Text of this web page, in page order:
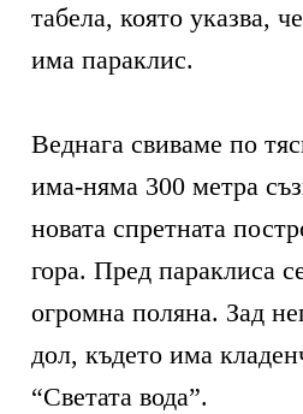
табела, която указва,
има параклис.
Веднага свиваме по
има-няма 300 метра
новата спретната
гора. Пред параклиса
огромна поляна. Зад
дол, където има
“Светата вода”.